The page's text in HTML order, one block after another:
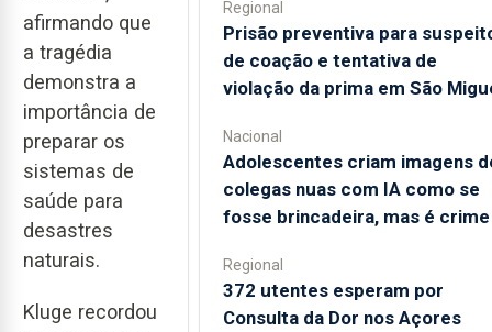
afirmando que
a tragédia
demonstra a
importância de
preparar os
sistemas de
saúde para
desastres
naturais.
Kluge recordou
Regional
Prisão preventiva para
de coação e tentativa de
violação da prima em São
Nacional
Adolescentes criam imagens
colegas nuas com IA como se
fosse brincadeira, mas é crime
Regional
372 utentes esperam por
Consulta da Dor nos Açores